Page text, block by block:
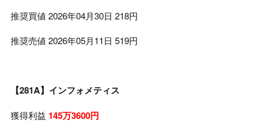
推奨買値 2026年04月30日 218円
推奨売値 2026年05月11日 519円
【281A】インフォメティス
獲得利益 145万3600円